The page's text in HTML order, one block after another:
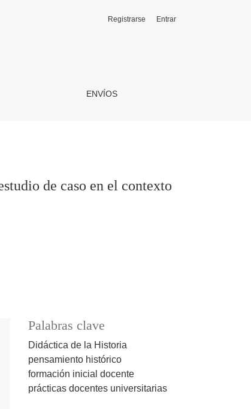
ENVÍOS
Registrarse Entrar
de caso en el contexto
Palabras clave
Didáctica de la Historia
pensamiento histórico
formación inicial docente
prácticas docentes universitarias